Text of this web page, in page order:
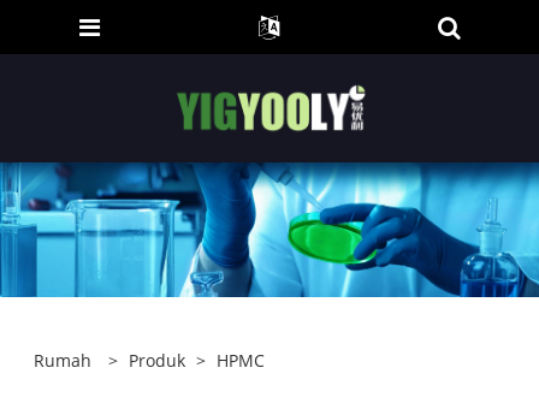
Rumah > Produk > HPMC